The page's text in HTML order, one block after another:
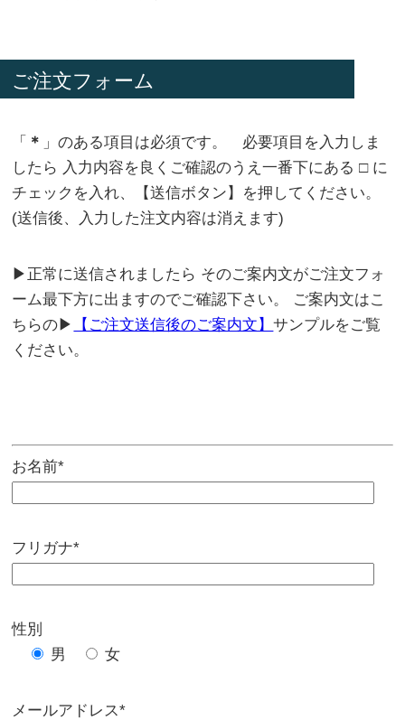
ご注文フォーム
「 ＊ 」のある項目は必須です。 必要項目を入力しま
したら 入力内容を良くご確認のうえ一番下にある □ に
チェックを入れ、【送信ボタン】を押してください。
(送信後、入力した注文内容は消えます)
▶正常に送信されましたら そのご案内文がご注文フォ
ーム最下方に出ますのでご確認下さい。 ご案内文はこ
ちらの▶
【ご注文送信後のご案内文】サンプルをご覧
ください。
お名前*
フリガナ*
性別
男
女
メールアドレス*